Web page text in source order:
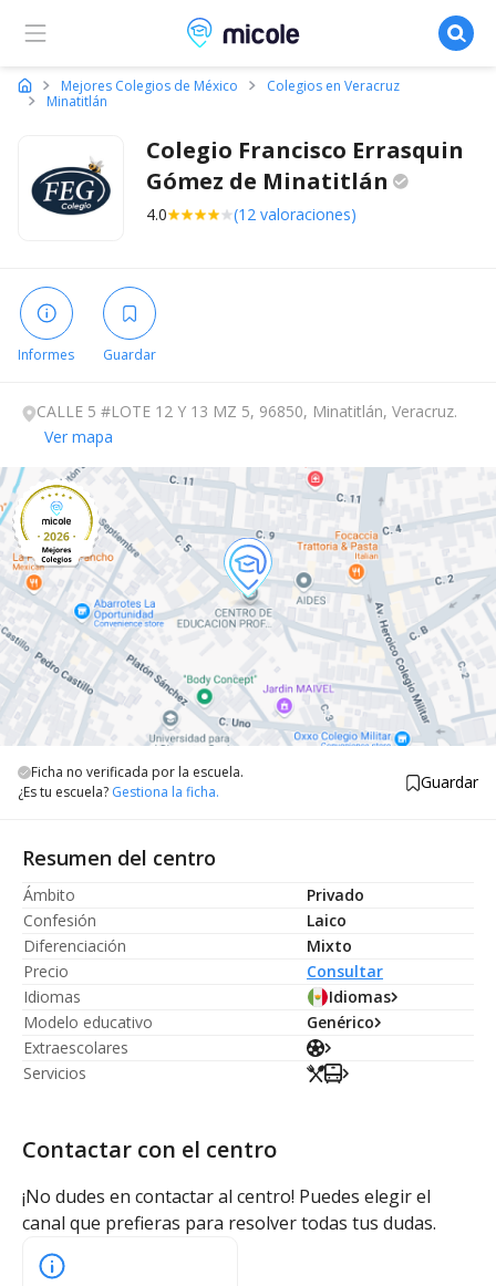
Micole, buscador de colegios
Mejores Colegios de México
Colegios en Veracruz
Minatitlán
Colegio Francisco Errasquin
Gómez de Minatitlán
4.0 (12 valoraciones)
Informes Guardar
CALLE 5 #LOTE 12 Y 13 MZ 5, 96850, Minatitlán, Veracruz.
Ver mapa
Ficha no verificada por la escuela.
¿Es tu escuela? Gestiona la ficha. Guardar
Resumen del centro
Ámbito
Privado
Confesión
Laico
Diferenciación
Mixto
Precio
Consultar
Idiomas
Idiomas
Modelo educativo
Genérico
Extraescolares
Servicios
Contactar con el centro
¡No dudes en contactar al centro! Puedes elegir el
canal que prefieras para resolver todas tus dudas.